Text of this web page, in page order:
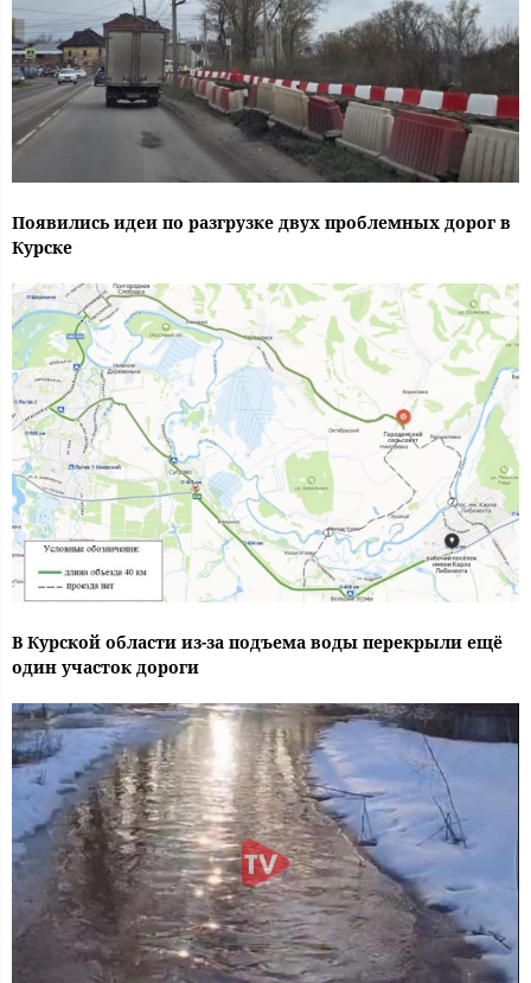
Появились идеи по разгрузке двух проблемных дорог в
Курске
В Курской области из-за подъема воды перекрыли ещё
один участок дороги